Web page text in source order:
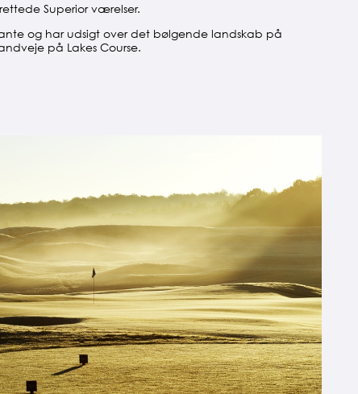
Superior værelser.
og har udsigt over det bølgende landskab på
på Lakes Course.